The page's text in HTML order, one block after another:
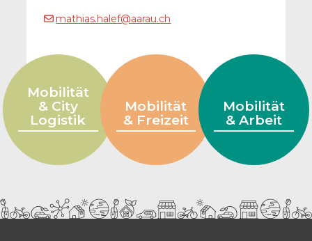
mathias.halef@aarau.ch
Subnavigation
Mobilität
& City
Logistik
Mobilität
& Freizeit
Mobilität
& Arbeit